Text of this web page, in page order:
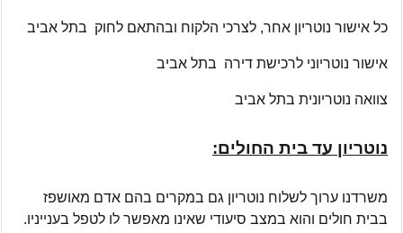
כל אישור נוטריון אחר, לצרכי הלקוח ובהתאם לחוק בתל אביב
אישור נוטריוני לרכישת דירה בתל אביב
צוואה נוטריונית בתל אביב
נוטריון עד בית החולים:
משרדנו ערוך לשלוח נוטריון גם במקרים בהם אדם מאושפז
בבית חולים והוא במצב סיעודי שאינו מאפשר לו לטפל בענייניו.